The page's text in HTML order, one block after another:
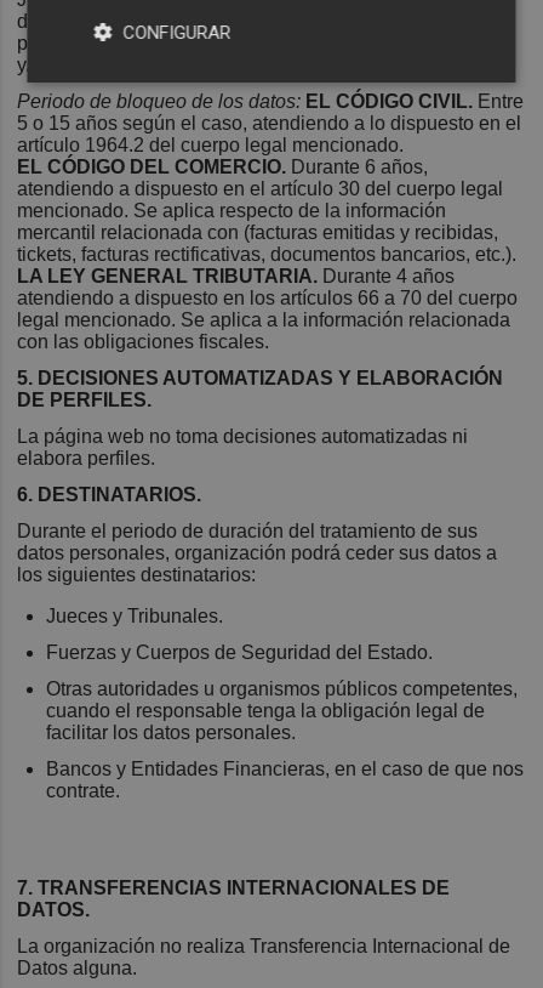
durante el plazo de prescripción de las acciones que
pudieran derivarse de la relación mantenida con el cliente
y/o los plazos de conservación previstos legalmente.
Periodo de bloqueo de los datos: EL CÓDIGO CIVIL. Entre
5 o 15 años según el caso, atendiendo a lo dispuesto en el
artículo 1964.2 del cuerpo legal mencionado.
EL CÓDIGO DEL COMERCIO. Durante 6 años,
atendiendo a dispuesto en el artículo 30 del cuerpo legal
mencionado. Se aplica respecto de la información
mercantil relacionada con (facturas emitidas y recibidas,
tickets, facturas rectificativas, documentos bancarios, etc.).
LA LEY GENERAL TRIBUTARIA. Durante 4 años
atendiendo a dispuesto en los artículos 66 a 70 del cuerpo
legal mencionado. Se aplica a la información relacionada
con las obligaciones fiscales.
5. DECISIONES AUTOMATIZADAS Y ELABORACIÓN
DE PERFILES.
La página web no toma decisiones automatizadas ni
elabora perfiles.
6. DESTINATARIOS.
Durante el periodo de duración del tratamiento de sus
datos personales, organización podrá ceder sus datos a
los siguientes destinatarios:
Jueces y Tribunales.
Fuerzas y Cuerpos de Seguridad del Estado.
Otras autoridades u organismos públicos competentes,
cuando el responsable tenga la obligación legal de
facilitar los datos personales.
Bancos y Entidades Financieras, en el caso de que nos
contrate.
7. TRANSFERENCIAS INTERNACIONALES DE
DATOS.
La organización no realiza Transferencia Internacional de
Datos alguna.
CONFIGURAR